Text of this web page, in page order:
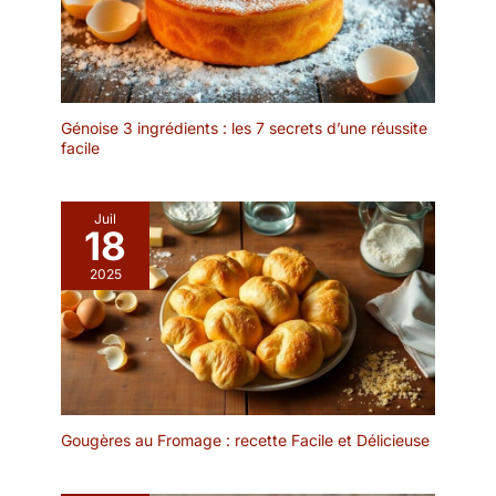
d'acier inoxydable les
baguettes ont un motif
différent La gravure sur
les tiges métalliques
glissement. 【Passe au
être mis au lave-vaisselle
et dans l'armoire de
stérilisation.Résolvez
complètement le
problème du nettoyage
après les repas, même le
lavage à la main ne
laissera pas de saleté et
de taches d'huile.Idéal
pour les baguettes
réutilisables. Si vous ne
Génoise 3 ingrédients : les 7 secrets d’une réussite
facile
Juil
18
2025
Gougères au Fromage : recette Facile et Délicieuse